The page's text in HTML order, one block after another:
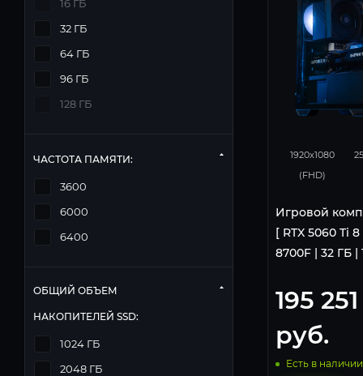
1920x1080
(FHD)
Игровой
[ RTX 5060 Ti
8700F | 32 ГБ |
195 251
руб.
Есть в наличии
16 ГБ
32 ГБ
64 ГБ
96 ГБ
128 ГБ
ЧАСТОТА ПАМЯТИ:
3600
6000
6400
ОБЩИЙ ОБЪЕМ
НАКОПИТЕЛЕЙ SSD:
1024 ГБ
2048 ГБ